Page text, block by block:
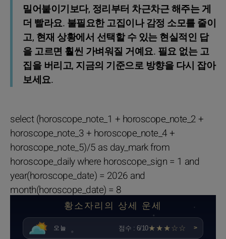
밀어붙이기보다, 정리부터 차근차근 해주는 게
더 빨라요. 불필요한 고집이나 감정 소모를 줄이
고, 현재 상황에서 선택할 수 있는 현실적인 답
을 고르면 훨씬 가벼워질 거예요. 필요 없는 고
집을 버리고, 지금의 기준으로 방향을 다시 잡아
보세요.
select (horoscope_note_1 + horoscope_note_2 +
horoscope_note_3 + horoscope_note_4 +
horoscope_note_5)/5 as day_mark from
horoscope_daily where horoscope_sign = 1 and
year(horoscope_date) = 2026 and
month(horoscope_date) = 8
황소자리의 상세 운세
오늘 점수 : 6/10★★★☆☆ >